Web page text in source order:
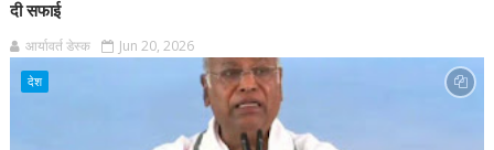
दी सफाई
आर्यावर्त डेस्क Jun 20, 2026
देश